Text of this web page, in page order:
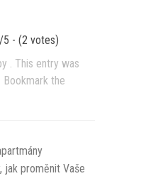
5 - (2 votes)
. This entry was
the
jak proměnit Vaše